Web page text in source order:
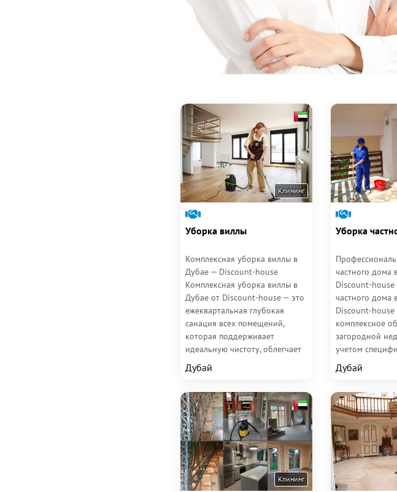
Клининг
Уборка виллы
Комплексная уборка виллы в
Дубае — Discount-house
Комплексная уборка виллы в
Дубае от Discount-house — это
ежеквартальная глубокая
санация всех помещений,
которая поддерживает
идеальную чистоту, облегчает
регулярный клининг и...
Дубай
Уборка
частного дома
Discount-house
частного дома
Discount-house
комплексное
загородной
учетом
климата и
Дубай
Клининг